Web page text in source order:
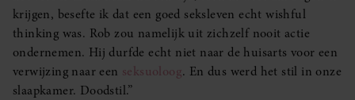
krijgen, besefte ik dat een goed seksleven echt wishful
thinking was. Rob zou namelijk uit zichzelf nooit actie
ondernemen. Hij durfde echt niet naar de huisarts voor een
verwijzing naar een seksuoloog. En dus werd het stil in onze
slaapkamer. Doodstil.”